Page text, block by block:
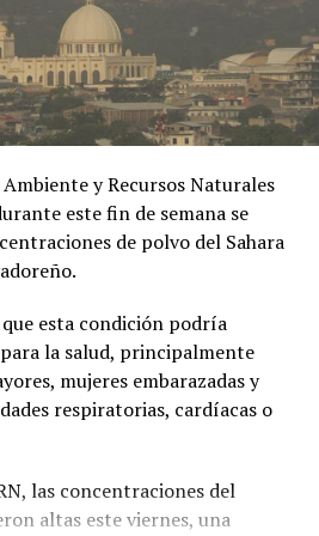
EL MISTERIO
ANTIPANDILLAS
CHIAPAS
FISCALÍA DE CHIAPAS
SALVATRUCHA
MS-13
ORLANDO RAMÍREZ
TAPACHULA
INCAPAZ
‘selección’ de futbolistas
China con la participación de
y Recursos Naturales
este fin de semana se
de polvo del Sahara
esta condición podría
la salud, principalmente
mujeres embarazadas y
respiratorias, cardíacas o
las concentraciones del
altas este viernes, una